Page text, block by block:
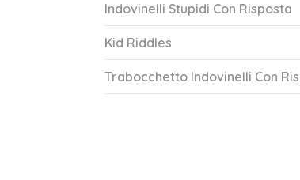
Indovinelli Stupidi Con Risposta
Kid Riddles
Trabocchetto Indovinelli Con